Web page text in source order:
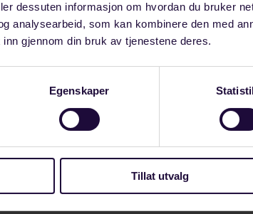
dessuten informasjon om hvordan du bruker
analysearbeid, som kan kombinere den med
gjennom din bruk av tjenestene deres.
Egenskaper
Tillat utvalg
stillingen rettes til:
og utredningsleder Vegard Hansen eller
23 06 10 29.
med CV (ikke attester og
innen 30. juni 2016.